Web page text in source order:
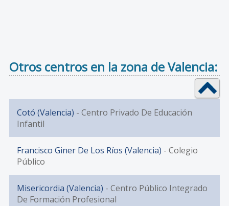
Otros centros en la zona de Valencia:
Cotó (Valencia) - Centro Privado De Educación
Infantil
Francisco Giner De Los Ríos (Valencia) - Colegio
Público
Misericordia (Valencia) - Centro Público Integrado
De Formación Profesional